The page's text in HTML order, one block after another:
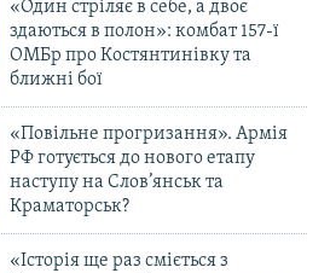
«Один стріляє в себе, а двоє
здаються в полон»: комбат 157-ї
ОМБр про Костянтинівку та
ближні бої
«Повільне прогризання». Армія
РФ готується до нового етапу
наступу на Слов’янськ та
Краматорськ?
«Історія ще раз сміється з